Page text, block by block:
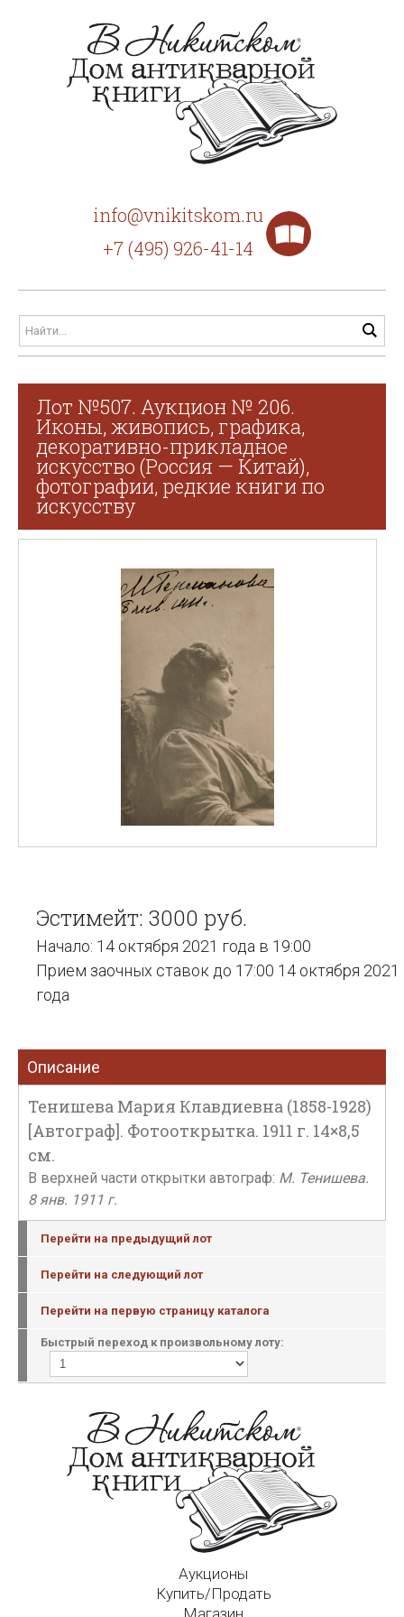
info@vnikitskom.ru
+7 (495) 926-41-14
Лот №507. Аукцион № 206.
Иконы, живопись, графика,
декоративно-прикладное
искусство (Россия — Китай),
фотографии, редкие книги по
искусству
Эстимейт: 3000 руб.
Начало: 14 октября 2021 года в 19:00
Прием заочных ставок до 17:00 14 октября 2021
года
Описание
Тенишева Мария Клавдиевна (1858-1928)
[Автограф]. Фотооткрытка. 1911 г. 14×8,5
см.
В верхней части открытки автограф: М. Тенишева.
8 янв. 1911 г.
Перейти на предыдущий лот
Перейти на следующий лот
Перейти на первую страницу каталога
Быстрый переход к произвольному лоту:
Аукционы
Купить/Продать
Магазин